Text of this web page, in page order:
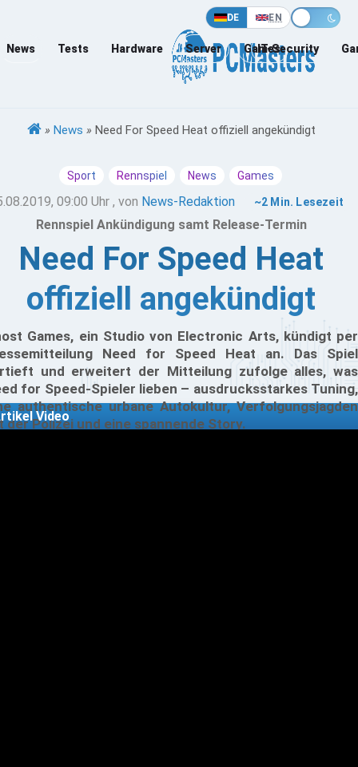
DE EN
News Tests Hardware Server Games
IT-Security
» News » Need For Speed Heat offiziell angekündigt
Sport Rennspiel News Games
09:00 Uhr , von News-Redaktion ~2 Min. Lesezeit
Rennspiel Ankündigung samt Release-Termin
Need For Speed Heat
offiziell angekündigt
Games, ein Studio von Electronic Arts, kündigt per
Need for Speed Heat an. Das Spiel
und erweitert der Mitteilung zufolge alles, was
for Speed-Spieler lieben – ausdrucksstarkes Tuning,
authentische urbane Autokultur, Verfolgungsjagden
der Polizei und eine spannende Story.
Video